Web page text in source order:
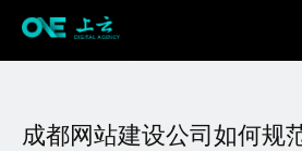
成都网站建设公司如何规